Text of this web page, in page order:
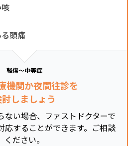
頭痛
軽傷～中等症
機関か夜間往診を
しましょう
ない場合、ファストドクターで
応することができます。ご相談
ください。